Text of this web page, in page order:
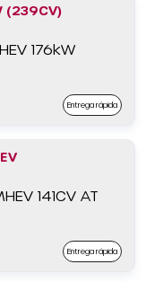
(239CV)
Entrega rápida
Entrega rápida